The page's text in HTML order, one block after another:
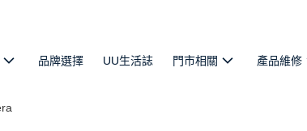
品牌選擇 UU生活誌 門市相關 產品維修